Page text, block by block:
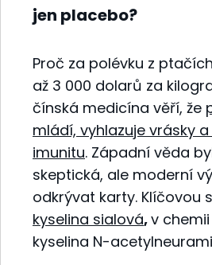
jen placebo?
Proč za polévku z
až 3 000 dolarů za
čínská medicína věří, že
mládí, vyhlazuje vrásky
imunitu. Západní věda
skeptická, ale moderní
odkrývat karty. Klíčovou
kyselina sialová,v
kyselina N-